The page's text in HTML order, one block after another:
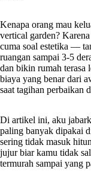
Kenapa orang mau
vertical garden?
cuma soal estetika —
ruangan sampai 3-5
dan bikin rumah terasa
biaya yang benar dari
saat tagihan perbaikan
Di artikel ini, aku
paling banyak dipakai
sering tidak masuk
jujur biar kamu tidak
termurah sampai yang